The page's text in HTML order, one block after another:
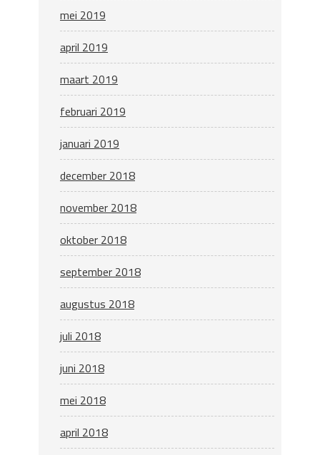
mei 2019
april 2019
maart 2019
februari 2019
januari 2019
december 2018
november 2018
oktober 2018
september 2018
augustus 2018
juli 2018
juni 2018
mei 2018
april 2018